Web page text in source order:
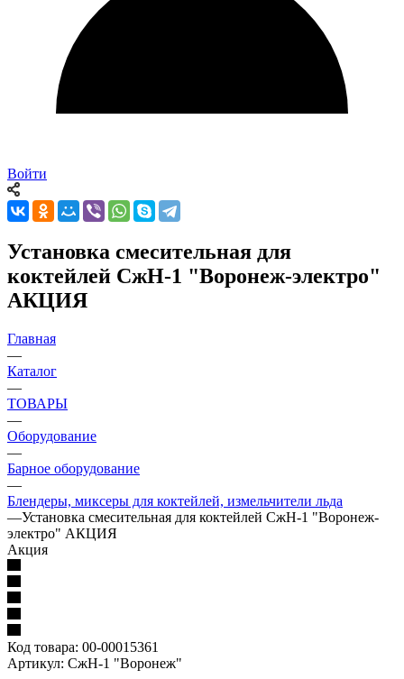
Войти
Установка смесительная для
коктейлей СжН-1 "Воронеж-электро"
АКЦИЯ
Главная
—
Каталог
—
ТОВАРЫ
—
Оборудование
—
Барное оборудование
—
Блендеры, миксеры для коктейлей, измельчители льда
—Установка смесительная для коктейлей СжН-1 "Воронеж-
электро" АКЦИЯ
Акция
Код товара: 00-00015361
Артикул: СжН-1 "Воронеж"